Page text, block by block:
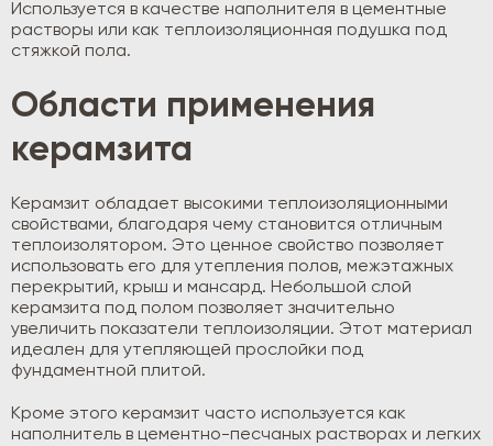
Используется в качестве наполнителя в цементные
растворы или как теплоизоляционная подушка под
стяжкой пола.
Области применения
керамзита
Керамзит обладает высокими теплоизоляционными
свойствами, благодаря чему становится отличным
теплоизолятором. Это ценное свойство позволяет
использовать его для утепления полов, межэтажных
перекрытий, крыш и мансард. Небольшой слой
керамзита под полом позволяет значительно
увеличить показатели теплоизоляции. Этот материал
идеален для утепляющей прослойки под
фундаментной плитой.
Кроме этого керамзит часто используется как
наполнитель в цементно-песчаных растворах и легких